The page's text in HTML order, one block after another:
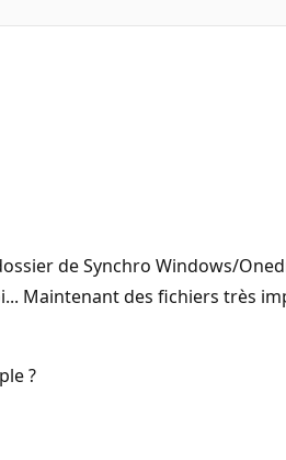
de Synchro Windows/
Maintenant des fichiers très
?